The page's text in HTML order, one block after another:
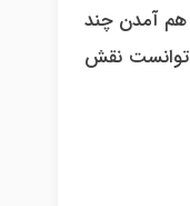
هم آمدن چند
توانست نقش